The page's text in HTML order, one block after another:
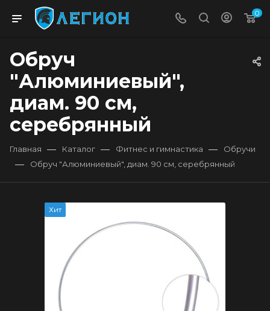
0
Обруч
"Алюминиевый",
диам. 90 см,
серебрянный
Главная — Каталог — Фитнес и гимнастика — Обручи
— Обруч "Алюминиевый", диам. 90 см, серебрянный
Хит